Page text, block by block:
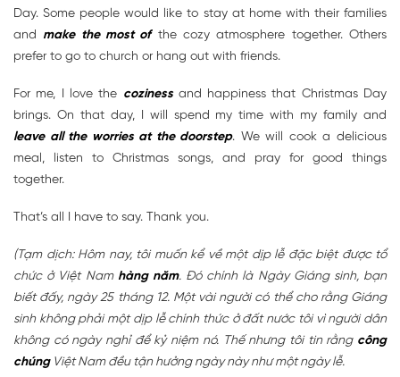
Day. Some people would like to stay at home with their families
and make the most ofthe cozy atmosphere together. Others
prefer to go to church or hang out with friends.
For me, I love the cozinessand happiness that Christmas Day
brings. On that day, I will spend my time with my family and
leave all the worries at the doorstep. We will cook a delicious
meal, listen to Christmas songs, and pray for good things
together.
That’s all I have to say. Thank you.
(Tạm dịch: Hôm nay, tôi muốn kể về một dịp lễ đặc biệt được tổ
chức ở Việt Nam hàng năm. Đó chính là Ngày Giáng sinh, bạn
biết đấy, ngày 25 tháng 12. Một vài người có thể cho rằng Giáng
sinh không phải một dịp lễ chính thức ở đất nước tôi vì người dân
không có ngày nghỉ để kỷ niệm nó. Thế nhưng tôi tin rằng công
chúngViệt Nam đều tận hưởng ngày này như một ngày lễ.